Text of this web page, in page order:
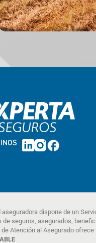
aseguradora dispone de un
de seguros, asegurados,
de Atención al Asegurado ofrece